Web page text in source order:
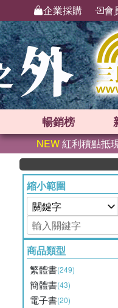
企業採購 會
暢銷榜
NEW紅利積點抵
縮小範圍
商品類型
繁體書(249)
簡體書(43)
電子書(20)